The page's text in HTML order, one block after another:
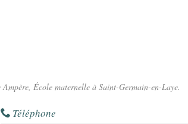
École maternelle à Saint-Germain-en-Laye.
Téléphone